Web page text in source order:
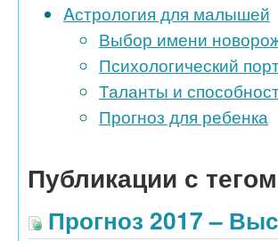
Aстрология для малышей
Выбор имени
Психологический
Таланты и
Прогноз для ребенка
Публикации с
Прогноз 2017 –